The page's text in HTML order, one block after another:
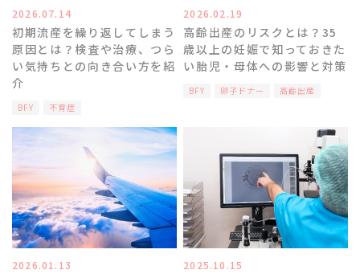
2026.07.14
初期流産を繰り返してしまう
原因とは？検査や治療、つら
い気持ちとの向き合い方を紹
介
BFY 不育症
2026.02.19
高齢出産のリスクとは？35
歳以上の妊娠で知っておきた
い胎児・母体への影響と対策
BFY 卵子ドナー 高齢出産
2026.01.13 2025.10.15